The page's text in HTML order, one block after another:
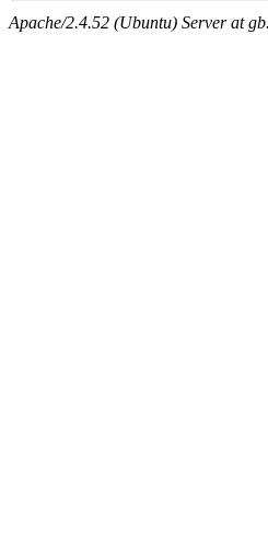
Apache/2.4.52 (Ubuntu) Server at